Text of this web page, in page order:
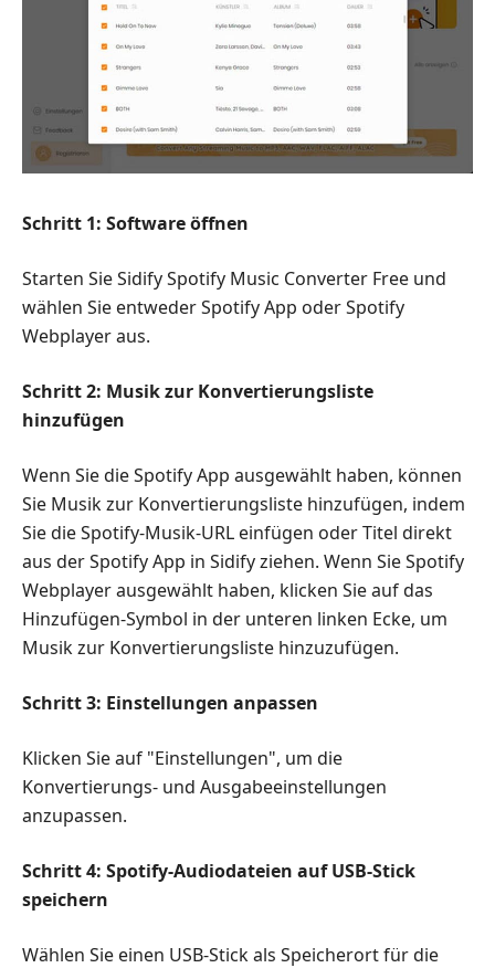
Schritt 1: Software öffnen
Starten Sie Sidify Spotify Music Converter Free und
wählen Sie entweder Spotify App oder Spotify
Webplayer aus.
Schritt 2: Musik zur Konvertierungsliste
hinzufügen
Wenn Sie die Spotify App ausgewählt haben, können
Sie Musik zur Konvertierungsliste hinzufügen, indem
Sie die Spotify-Musik-URL einfügen oder Titel direkt
aus der Spotify App in Sidify ziehen. Wenn Sie Spotify
Webplayer ausgewählt haben, klicken Sie auf das
Hinzufügen-Symbol in der unteren linken Ecke, um
Musik zur Konvertierungsliste hinzuzufügen.
Schritt 3: Einstellungen anpassen
Klicken Sie auf "Einstellungen", um die
Konvertierungs- und Ausgabeeinstellungen
anzupassen.
Schritt 4: Spotify-Audiodateien auf USB-Stick
speichern
Wählen Sie einen USB-Stick als Speicherort für die